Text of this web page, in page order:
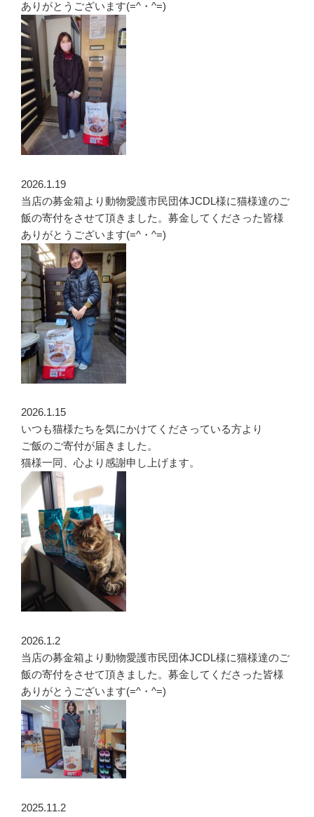
ありがとうございます(=^・^=)
2026.1.19
当店の募金箱より動物愛護市民団体JCDL様に猫様達のご
飯の寄付をさせて頂きました。募金してくださった皆様
ありがとうございます(=^・^=)
2026.1.15
いつも猫様たちを気にかけてくださっている方より
ご飯のご寄付が届きました。
猫様一同、心より感謝申し上げます。
2026.1.2
当店の募金箱より動物愛護市民団体JCDL様に猫様達のご
飯の寄付をさせて頂きました。募金してくださった皆様
ありがとうございます(=^・^=)
2025.11.2